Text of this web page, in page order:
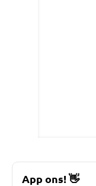
App ons! 👋